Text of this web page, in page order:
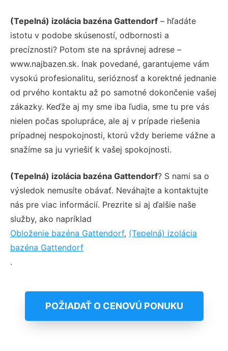
(Tepelná) izolácia bazéna Gattendorf – hľadáte
istotu v podobe skúseností, odbornosti a
precíznosti? Potom ste na správnej adrese –
www.najbazen.sk. Inak povedané, garantujeme vám
vysokú profesionalitu, serióznosť a korektné jednanie
od prvého kontaktu až po samotné dokončenie vašej
zákazky. Keďže aj my sme iba ľudia, sme tu pre vás
nielen počas spolupráce, ale aj v prípade riešenia
prípadnej nespokojnosti, ktorú vždy berieme vážne a
snažíme sa ju vyriešiť k vašej spokojnosti.
(Tepelná) izolácia bazéna Gattendorf? S nami sa o
výsledok nemusíte obávať. Neváhajte a kontaktujte
nás pre viac informácií. Prezrite si aj ďalšie naše
služby, ako napríklad
Obloženie bazéna Gattendorf, (Tepelná) izolácia
bazéna Gattendorf
.
POŽIADAŤ O CENOVÚ PONUKU